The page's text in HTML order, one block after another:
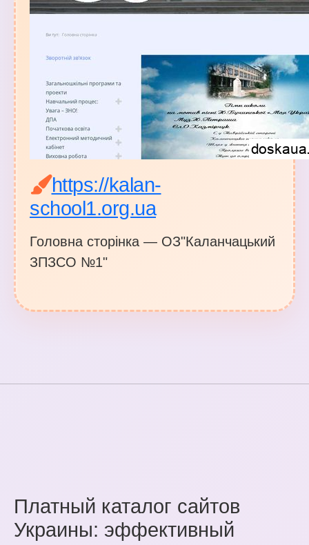
https://kalan-
school1.org.ua
Головна сторiнка — ОЗ"Каланчацький
ЗПЗСО №1"
Платный каталог сайтов
Украины: эффективный